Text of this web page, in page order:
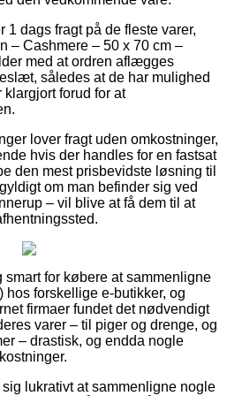
1 dags fragt på de fleste varer,
– Cashmere – 50 x 70 cm –
med at ordren aflægges
således at de har mulighed
klargjort forud for at
lover fragt uden omkostninger,
hvis der handles for en fastsat
den mest prisbevidste løsning til
om man befinder sig ved
– vil blive at få dem til at
for købere at sammenligne
hos forskellige e-butikker, og
firmaer fundet det nødvendigt
varer – til piger og drenge, og
– drastisk, og endda nogle
lukrativt at sammenligne nogle